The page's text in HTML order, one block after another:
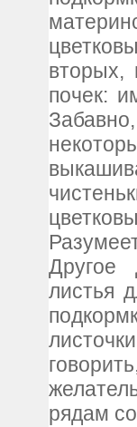
вторых,
почек:
Другое
листья
рядам